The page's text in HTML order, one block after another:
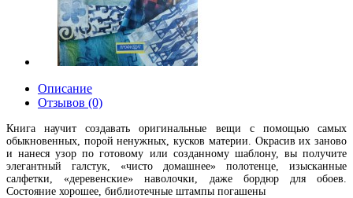
Описание
Отзывов (0)
Книга научит создавать оригинальные вещи с помощью самых
обыкновенных, порой ненужных, кусков материи. Окрасив их заново
и нанеся узор по готовому или созданному шаблону, вы получите
элегантный галстук, «чисто домашнее» полотенце, изысканные
салфетки, «деревенские» наволочки, даже бордюр для обоев.
Состояние хорошее, библиотечные штампы погашены